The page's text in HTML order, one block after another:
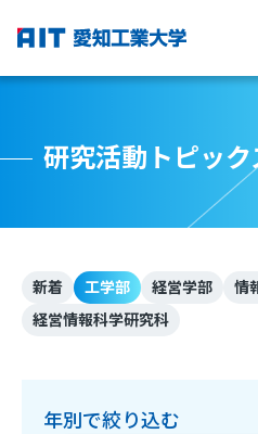
研究活動トピック
新着 工学部 経営学部 情
経営情報科学研究科
年別で絞り込む